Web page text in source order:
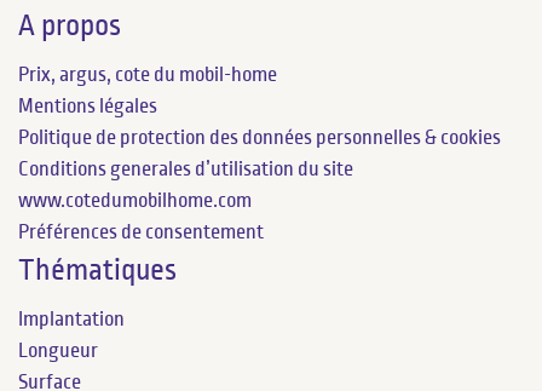
A propos
Prix, argus, cote du mobil-home
Mentions légales
Politique de protection des données personnelles & cookies
Conditions generales d’utilisation du site
www.cotedumobilhome.com
Préférences de consentement
Thématiques
Implantation
Longueur
Surface